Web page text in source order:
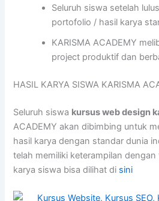
Seluruh siswa setelah
portofolio / hasil karya
KARISMA ACADEMY
project produktif dan
HASIL KARYA SISWA KARISMA
Seluruh siswa kursus web design
ACADEMY akan dibimbing untuk
hasil karya dengan standar dunia
telah memiliki keterampilan dengan
karya siswa bisa dilihat di sini